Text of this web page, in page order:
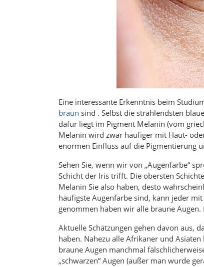
Eine interessante Erkenntnis beim
braun sind . Selbst die strahlendsten
dafür liegt im Pigment Melanin (vom
Melanin wird zwar häufiger mit Haut-
enormen Einfluss auf die Pigmentierung
Sehen Sie, wenn wir von „Augenfarbe“
Schicht der Iris trifft. Die obersten
Melanin Sie also haben, desto
häufigste Augenfarbe sind, kann jeder
genommen haben wir alle braune
Aktuelle Schätzungen gehen davon aus,
haben. Nahezu alle Afrikaner und
braune Augen manchmal
„schwarzen“ Augen (außer man wurde